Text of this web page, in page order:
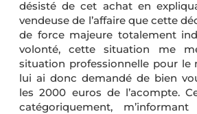
désisté de cet achat en
vendeuse de l’affaire que cette
de force majeure totalement
volonté, cette situation me
situation professionnelle pour le
lui ai donc demandé de bien
les 2000 euros de l’acompte.
catégoriquement,